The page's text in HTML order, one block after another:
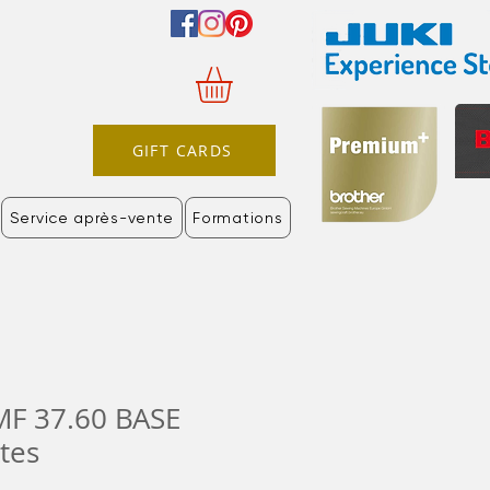
GIFT CARDS
Service après-vente Formations
37.60 BASE